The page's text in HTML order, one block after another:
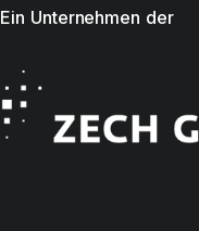
Ein Unternehmen der